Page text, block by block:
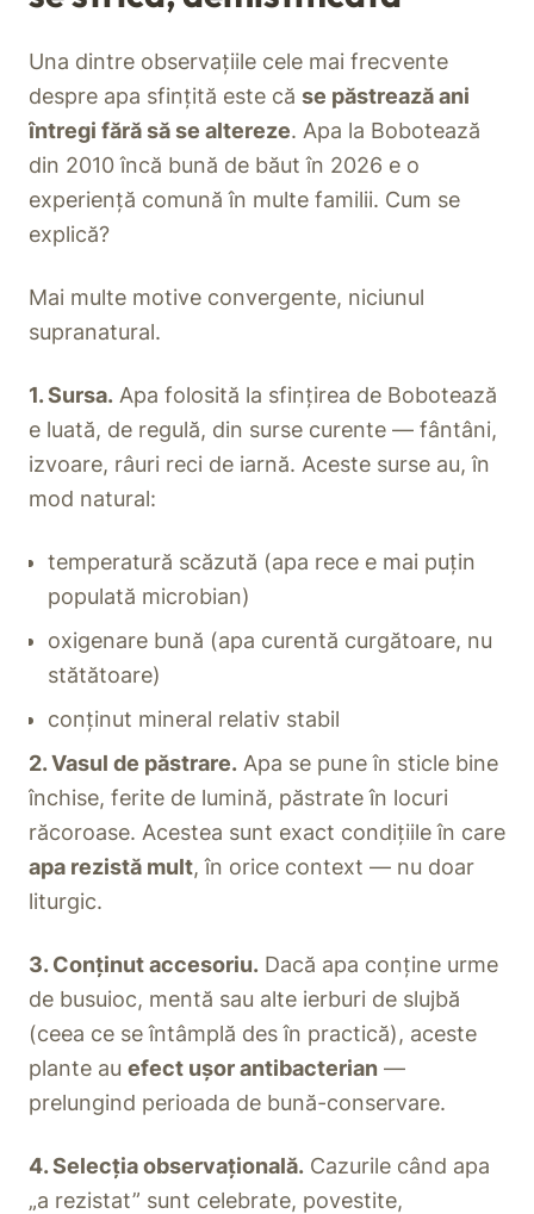
Una dintre observațiile cele mai frecvente
despre apa sfințită este că se păstrează ani
întregi fără să se altereze. Apa la Bobotează
din 2010 încă bună de băut în 2026 e o
experiență comună în multe familii. Cum se
explică?
Mai multe motive convergente, niciunul
supranatural.
1. Sursa. Apa folosită la sfințirea de Bobotează
e luată, de regulă, din surse curente — fântâni,
izvoare, râuri reci de iarnă. Aceste surse au, în
mod natural:
temperatură scăzută (apa rece e mai puțin
populată microbian)
oxigenare bună (apa curentă curgătoare, nu
stătătoare)
conținut mineral relativ stabil
2. Vasul de păstrare. Apa se pune în sticle bine
închise, ferite de lumină, păstrate în locuri
răcoroase. Acestea sunt exact condițiile în care
apa rezistă mult, în orice context — nu doar
liturgic.
3. Conținut accesoriu. Dacă apa conține urme
de busuioc, mentă sau alte ierburi de slujbă
(ceea ce se întâmplă des în practică), aceste
plante au efect ușor antibacterian —
prelungind perioada de bună-conservare.
4. Selecția observațională. Cazurile când apa
„a rezistat” sunt celebrate, povestite,